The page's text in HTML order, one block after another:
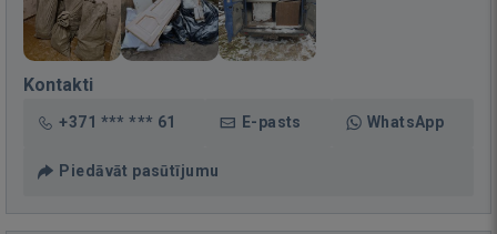
Kontakti
+371 *** *** 61 E-pasts WhatsApp
Piedāvāt pasūtījumu